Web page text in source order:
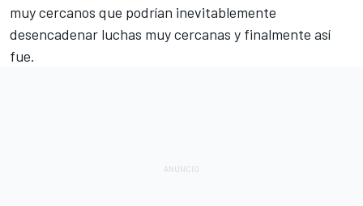
muy cercanos que podrían inevitablemente
desencadenar luchas muy cercanas y finalmente así
fue.